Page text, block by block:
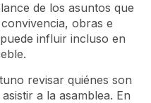
de los asuntos que
obras e
influir incluso en
revisar quiénes son
a la asamblea. En